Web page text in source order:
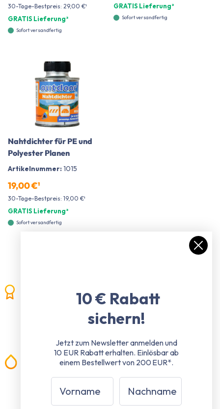
30-Tage-Bestpreis: 29,00 €¹
GRATIS Lieferung²
Sofort versandfertig
GRATIS Lieferung²
Sofort versandfertig
Nahtdichter für PE und
Polyester Planen
Artikelnummer:1015
19,00 €¹
30-Tage-Bestpreis: 19,00 €¹
GRATIS Lieferung²
Sofort versandfertig
Bis zu 10 Jahre Garantie⁵
5 Jahre Durchrostungsgarantie⁵
100% wasserdicht
Wir lassen Sie nicht im Regen stehen -
Garantiert immer und überall
10 € Rabatt
sichern!
Jetzt zum Newsletter anmelden und
10 EUR Rabatt erhalten. Einlösbar ab
einem Bestellwert von 200 EUR*.
Vorname Nachname